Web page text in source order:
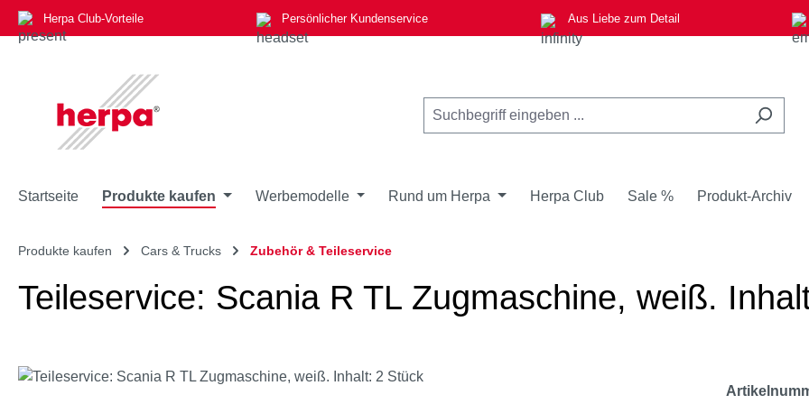
Hauptinhalt springen
Zur Suche springen
Zur Hauptnavigation springen
Herpa Club-Vorteile Persönlicher Kundenservice Aus Liebe zum Detail
Startseite Produkte kaufen Werbemodelle Rund um Herpa Herpa Club Sale % Produkt-Archiv
Produkte kaufen Cars & Trucks Zubehör & Teileservice
Teileservice: Scania R TL Zugmaschine, weiß.
Bildergalerie überspringen